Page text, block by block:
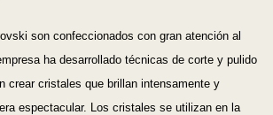
son confeccionados con gran atención al
ha desarrollado técnicas de corte y pulido
crear cristales que brillan intensamente y
espectacular. Los cristales se utilizan en la